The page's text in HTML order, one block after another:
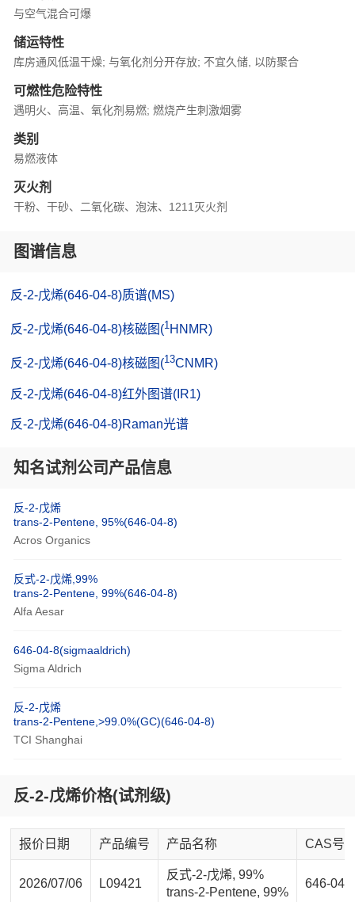
与空气混合可爆
储运特性
库房通风低温干燥; 与氧化剂分开存放; 不宜久储, 以防聚合
可燃性危险特性
遇明火、高温、氧化剂易燃; 燃烧产生刺激烟雾
类别
易燃液体
灭火剂
干粉、干砂、二氧化碳、泡沫、1211灭火剂
图谱信息
反-2-戊烯(646-04-8)质谱(MS)
反-2-戊烯(646-04-8)核磁图(1HNMR)
反-2-戊烯(646-04-8)核磁图(13CNMR)
反-2-戊烯(646-04-8)红外图谱(IR1)
反-2-戊烯(646-04-8)Raman光谱
知名试剂公司产品信息
反-2-戊烯
trans-2-Pentene, 95%(646-04-8)
Acros Organics
反式-2-戊烯,99%
trans-2-Pentene, 99%(646-04-8)
Alfa Aesar
646-04-8(sigmaaldrich)
Sigma Aldrich
反-2-戊烯
trans-2-Pentene,>99.0%(GC)(646-04-8)
TCI Shanghai
反-2-戊烯价格(试剂级)
报价日期 产品编号 产品名称 CAS号
2026/07/06 L09421
反式-2-戊烯, 99%
trans-2-Pentene, 99%
646-04-